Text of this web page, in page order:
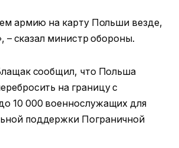
армию на карту Польши везде,
– сказал министр обороны.
сообщил, что Польша
на границу с
10 000 военнослужащих для
поддержки Пограничной